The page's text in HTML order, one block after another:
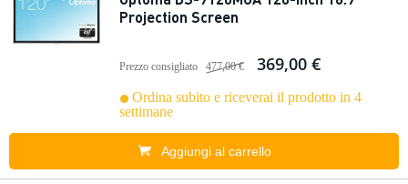
Projection Screen
Prezzo consigliato 477,00 € 369,00 €
Ordina subito e riceverai il prodotto in 4
settimane
Aggiungi al carrello